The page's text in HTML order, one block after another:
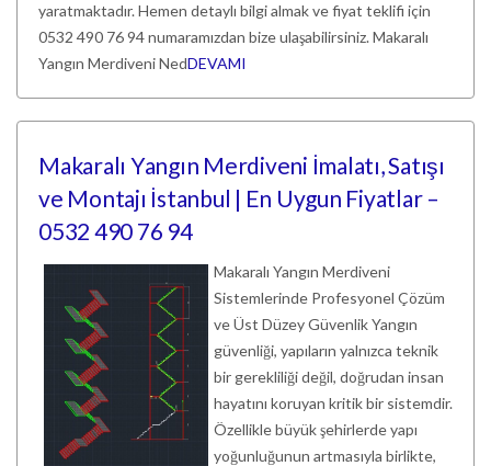
yaratmaktadır. Hemen detaylı bilgi almak ve fiyat teklifi için
0532 490 76 94 numaramızdan bize ulaşabilirsiniz. Makaralı
Yangın Merdiveni NedDEVAMI
Makaralı Yangın Merdiveni İmalatı, Satışı
ve Montajı İstanbul | En Uygun Fiyatlar –
0532 490 76 94
Makaralı Yangın Merdiveni
Sistemlerinde Profesyonel Çözüm
ve Üst Düzey Güvenlik Yangın
güvenliği, yapıların yalnızca teknik
bir gerekliliği değil, doğrudan insan
hayatını koruyan kritik bir sistemdir.
Özellikle büyük şehirlerde yapı
yoğunluğunun artmasıyla birlikte,